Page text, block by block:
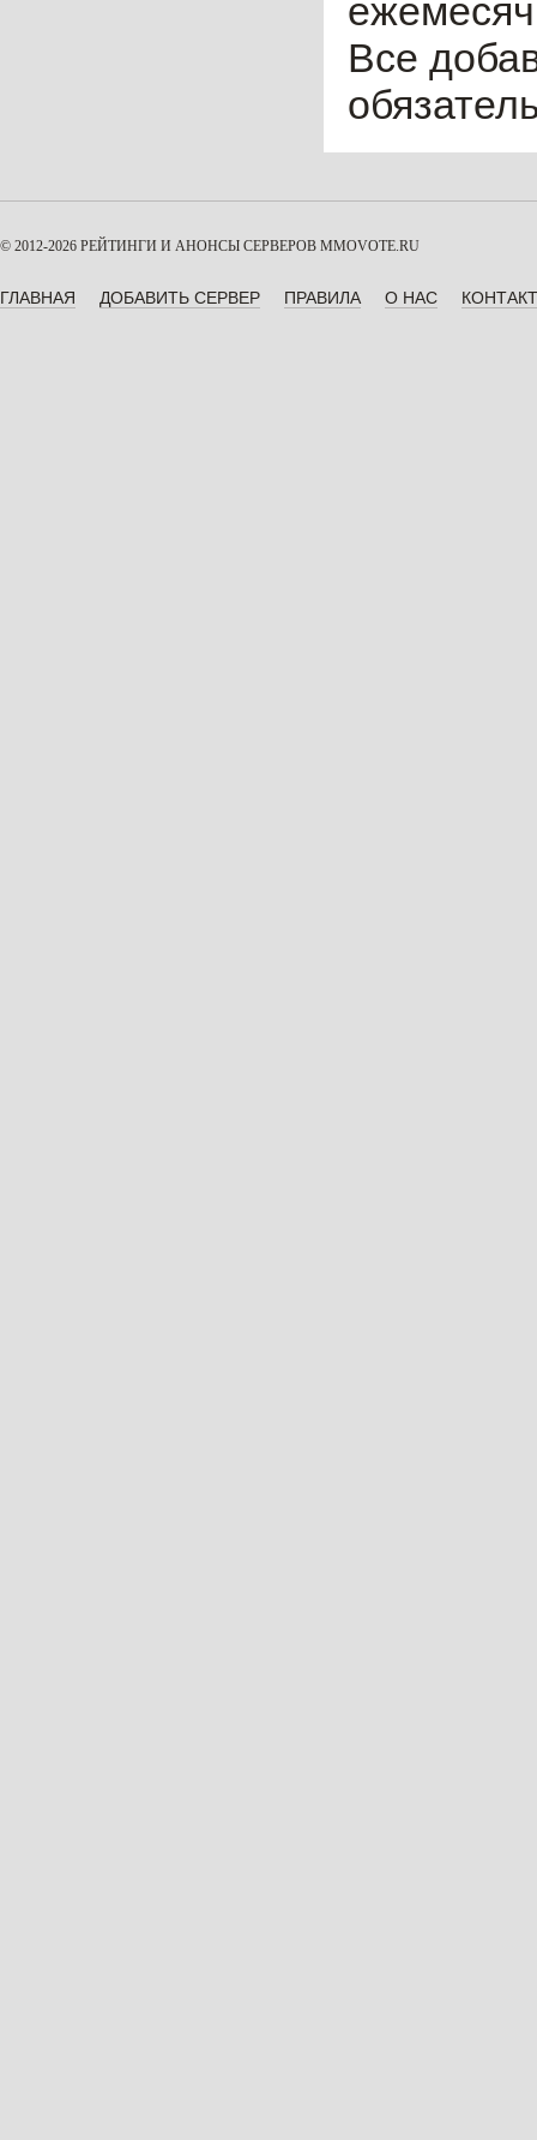
Все
© 2012-2026 РЕЙТИНГИ И АНОНСЫ СЕРВЕРОВ MMOVOTE.RU
ГЛАВНАЯ ДОБАВИТЬ СЕРВЕР ПРАВИЛА О НАС